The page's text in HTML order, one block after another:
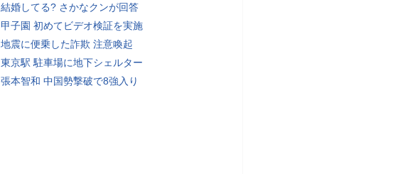
結婚してる? さかなクンが回答
甲子園 初めてビデオ検証を実施
地震に便乗した詐欺 注意喚起
東京駅 駐車場に地下シェルター
張本智和 中国勢撃破で8強入り